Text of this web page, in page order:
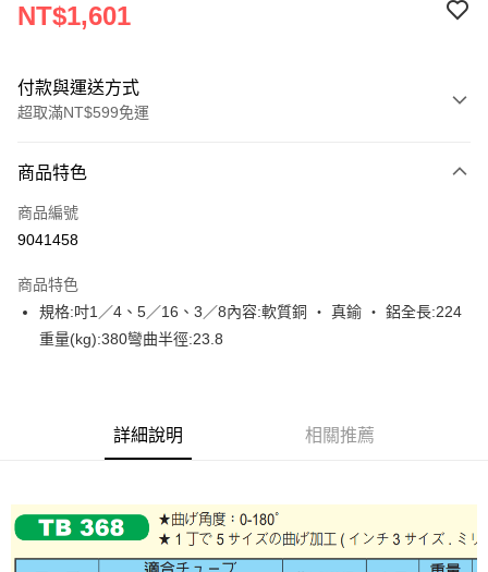
NT$1,601
付款與運送方式
超取滿NT$599免運
信用卡一次付款
超商取貨付款
運送方式
全家取貨付款
每筆NT$60，滿NT$599(含以上)免運費
7-11取貨付款
付款後7-11取貨
商品特色
商品編號
9041458
商品特色
規格:吋1／4、5／16、3／8內容:軟質銅 ‧ 真鍮 ‧ 鋁全長:224
重量(kg):380彎曲半徑:23.8
詳細說明 相關推薦